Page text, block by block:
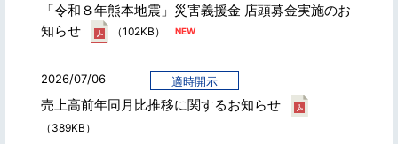
「令和８年熊本地震」災害義援金 店頭募金実施のお
知らせ
（102KB）
2026/07/06 適時開示
売上高前年同月比推移に関するお知らせ
（389KB）